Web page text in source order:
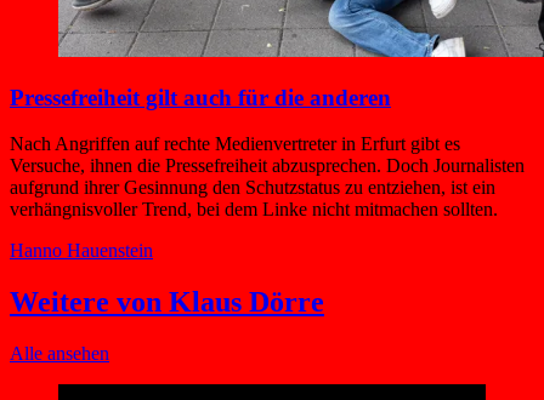
Pressefreiheit gilt auch für die anderen
Nach Angriffen auf rechte Medienvertreter in Erfurt gibt es
Versuche, ihnen die Pressefreiheit abzusprechen. Doch Journalisten
aufgrund ihrer Gesinnung den Schutzstatus zu entziehen, ist ein
verhängnisvoller Trend, bei dem Linke nicht mitmachen sollten.
Hanno Hauenstein
Weitere von Klaus Dörre
Alle ansehen